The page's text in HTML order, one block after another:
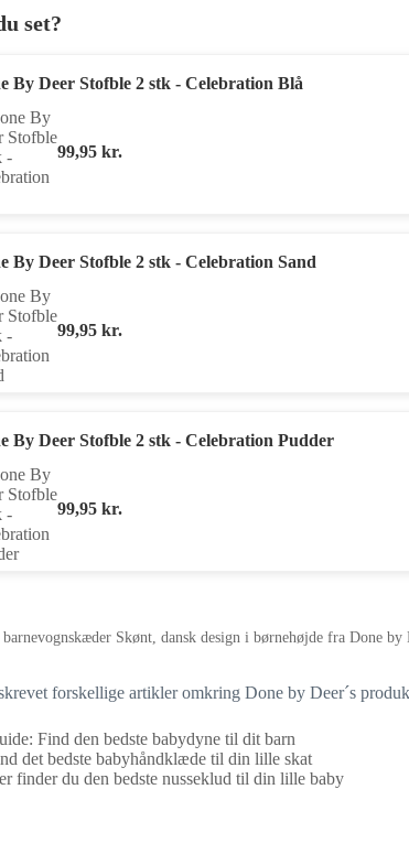
set?
By Deer Stofble 2 stk - Celebration Blå
99,95 kr.
By Deer Stofble 2 stk - Celebration Sand
99,95 kr.
By Deer Stofble 2 stk - Celebration Pudder
99,95 kr.
Skønt, dansk design i børnehøjde fra
forskellige artikler omkring Done by Deer´s
Find den bedste babydyne til dit barn
det bedste babyhåndklæde til din lille skat
finder du den bedste nusseklud til din lille baby